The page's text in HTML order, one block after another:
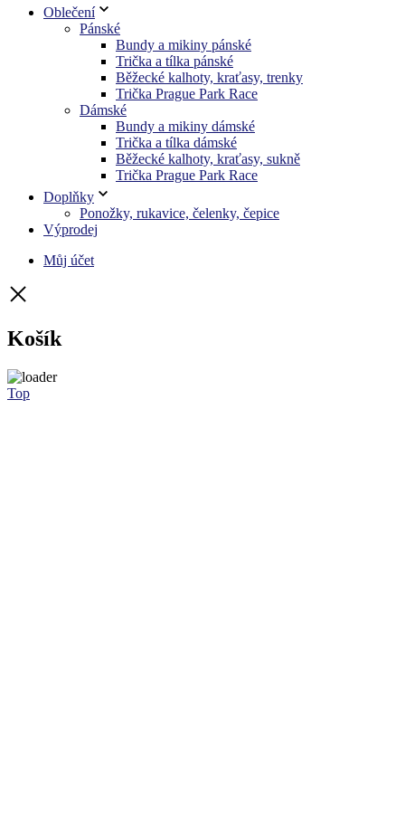
Oblečení
Pánské
Bundy a mikiny pánské
Trička a tílka pánské
Běžecké kalhoty, kraťasy, trenky
Trička Prague Park Race
Dámské
Bundy a mikiny dámské
Trička a tílka dámské
Běžecké kalhoty, kraťasy, sukně
Trička Prague Park Race
Doplňky
Ponožky, rukavice, čelenky, čepice
Výprodej
Můj účet
Košík
Top